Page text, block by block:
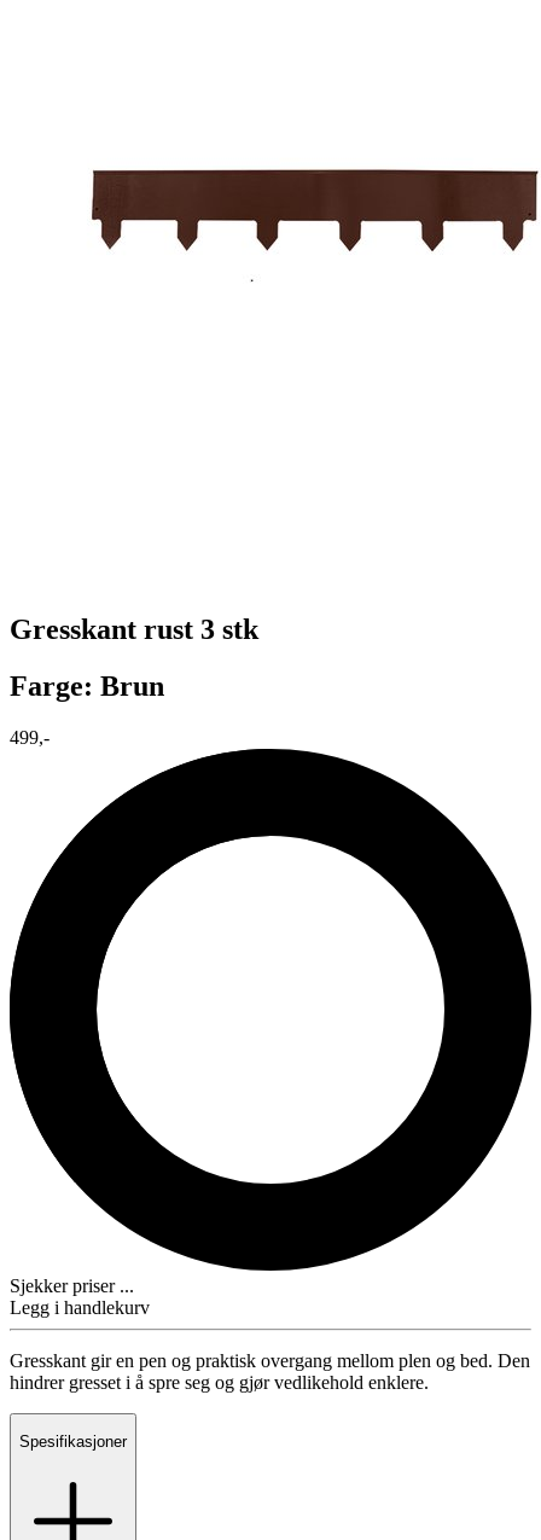
Gresskant rust 3 stk
Farge: Brun
499,-
Sjekker priser ...
Legg i handlekurv
Gresskant gir en pen og praktisk overgang mellom plen og bed. Den
hindrer gresset i å spre seg og gjør vedlikehold enklere.
Spesifikasjoner